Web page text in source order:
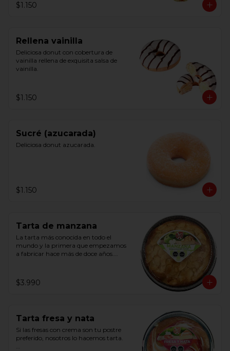
$1.150
Rellena vainilla
Deliciosa donut con cobertura de
vainilla rellena de exquisita salsa de
vainilla.
$1.150
Sucré (azucarada)
Deliciosa donut azucarada.
$1.150
Tarta de manzana
La tarta más conocida en todo el
mundo y la primera que empezamos
a fabricar hace más de doce años.
$3.990
Tarta fresa y nata
Si las fresas con crema son tu postre
preferido, nosotros lo hacemos tarta.